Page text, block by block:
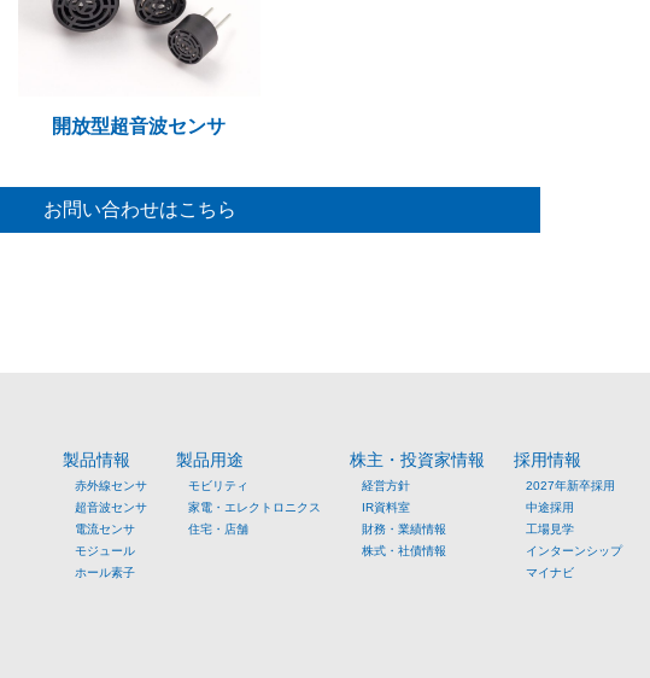
開放型超音波センサ
お問い合わせはこちら
製品情報
赤外線センサ
超音波センサ
電流センサ
モジュール
ホール素子
製品用途
モビリティ
家電・エレクトロニクス
住宅・店舗
株主・投資家情報
経営方針
IR資料室
財務・業績情報
株式・社債情報
採用情報
2027年新卒採用
中途採用
工場見学
インターンシップ
マイナビ